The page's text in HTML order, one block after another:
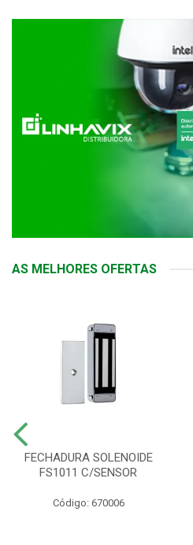
AS MELHORES OFERTAS
FECHADURA SOLENOIDE
FS1011 C/SENSOR
Código: 670006